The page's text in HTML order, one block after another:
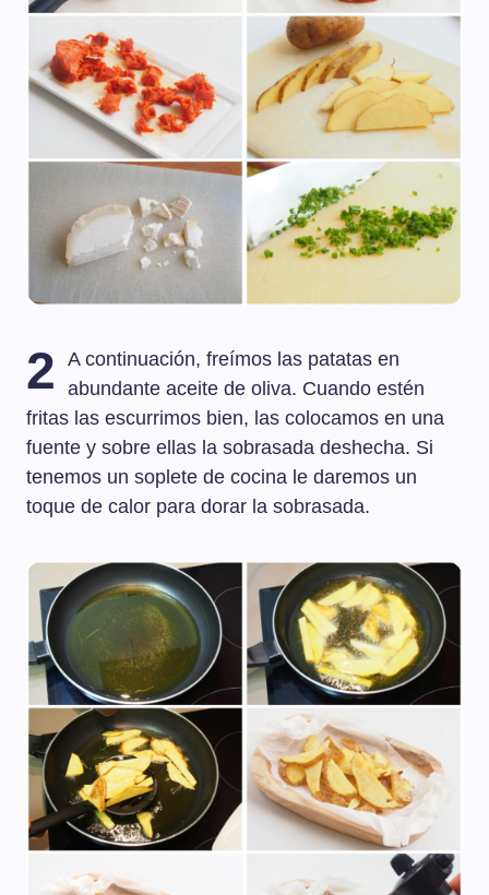
2
A continuación, freímos las patatas en
abundante aceite de oliva. Cuando estén
fritas las escurrimos bien, las colocamos en una
fuente y sobre ellas la sobrasada deshecha. Si
tenemos un soplete de cocina le daremos un
toque de calor para dorar la sobrasada.